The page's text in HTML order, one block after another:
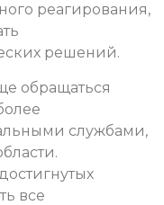
реагирования,
решений.
обращаться
службами,
все